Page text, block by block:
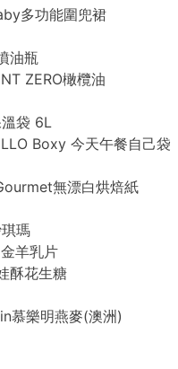
多功能圍兜裙
油瓶
ZERO橄欖油
袋 6L
Boxy 今天午餐自己袋
無漂白烘焙紙
瑪
羊乳片
酥花生糖
慕樂明燕麥(澳洲)